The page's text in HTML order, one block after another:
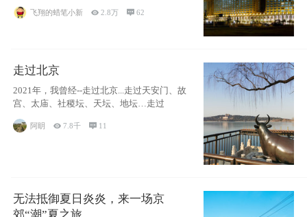
飞翔的蜡笔小新 2.8万 62
走过北京
2021年，我曾经--走过北京...走过天安门、故
宫、太庙、社稷坛、天坛、地坛…走过
阿眀 7.8千  11
无法抵御夏日炎炎，来一场京